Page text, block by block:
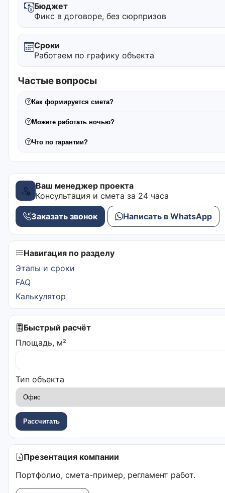
Бюджет
Фикс в договоре, без сюрпризов
Сроки
Работаем по графику объекта
Частые вопросы
Как формируется смета?
Можете работать ночью?
Что по гарантии?
Ваш менеджер проекта
Консультация и смета за 24 часа
Заказать звонок Написать в WhatsApp
Навигация по разделу
Этапы и сроки
FAQ
Калькулятор
Быстрый расчёт
Площадь, м²
Тип объекта
Рассчитать
Презентация компании
Портфолио, смета-пример, регламент работ.